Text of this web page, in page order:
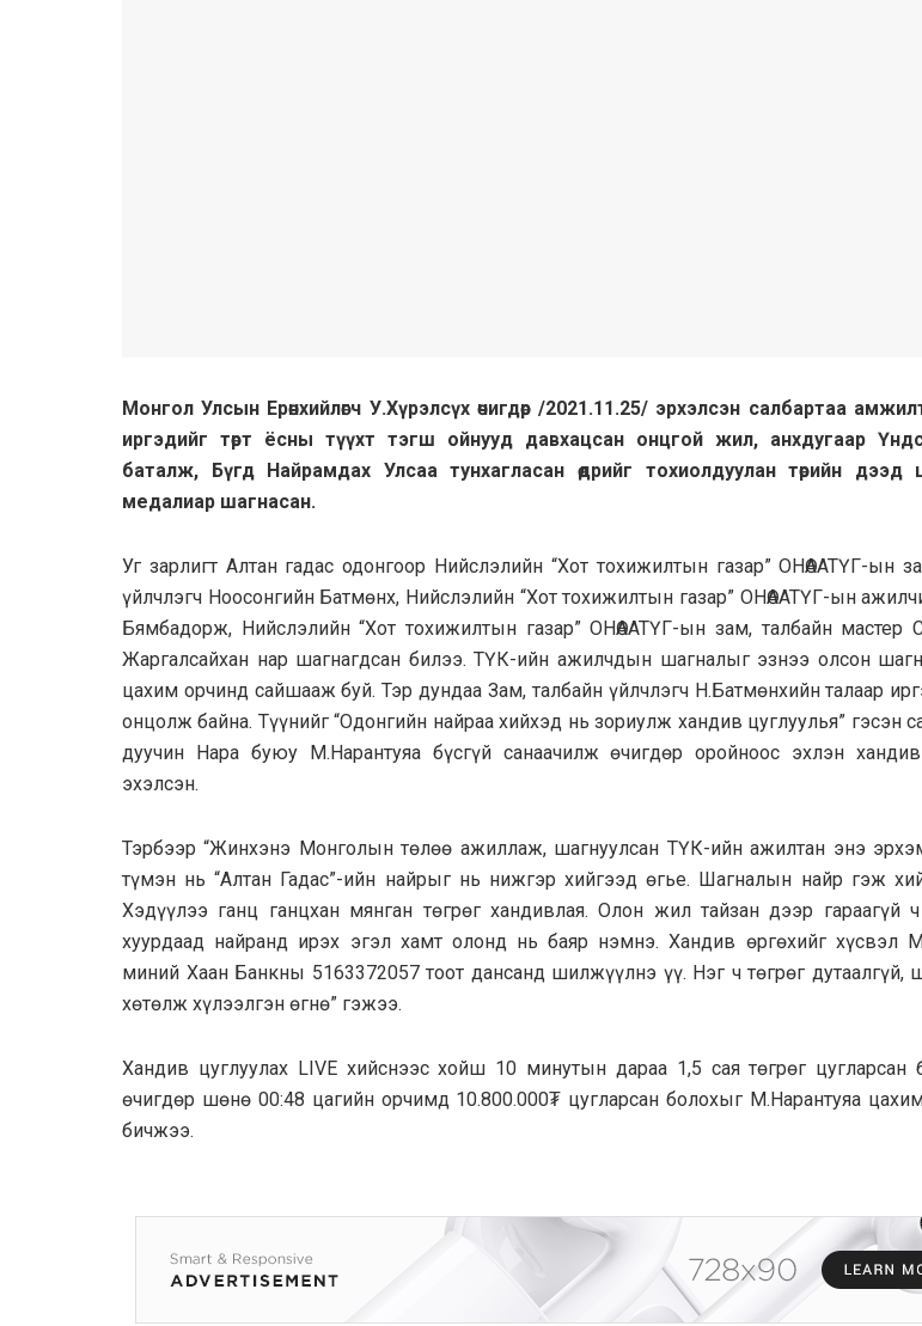
Монгол Улсын Ерөнхийлөгч У.Хүрэлсүх өчигдөр /2021.11.25/ эрхэлсэн салбартаа
иргэдийг төрт ёсны түүхт тэгш ойнууд давхацсан онцгой жил, анхдугаар
баталж, Бүгд Найрамдах Улсаа тунхагласан өдрийг тохиолдуулан төрийн дээд
медалиар шагнасан.
Уг зарлигт Алтан гадас одонгоор Нийслэлийн “Хот тохижилтын газар” ОНӨААТҮГ-ын
үйлчлэгч Ноосонгийн Батмөнх, Нийслэлийн “Хот тохижилтын газар” ОНӨААТҮГ-ын
Бямбадорж, Нийслэлийн “Хот тохижилтын газар” ОНӨААТҮГ-ын зам, талбайн мастер
Жаргалсайхан нар шагнагдсан билээ. ТҮК-ийн ажилчдын шагналыг эзнээ олсон
цахим орчинд сайшааж буй. Тэр дундаа Зам, талбайн үйлчлэгч Н.Батмөнхийн талаар
онцолж байна. Түүнийг “Одонгийн найраа хийхэд нь зориулж хандив цуглуулья” гэсэн
дуучин Нара буюу М.Нарантуяа бүсгүй санаачилж өчигдөр оройноос эхлэн
эхэлсэн.
Тэрбээр “Жинхэнэ Монголын төлөө ажиллаж, шагнуулсан ТҮК-ийн ажилтан энэ
түмэн нь “Алтан Гадас”-ийн найрыг нь нижгэр хийгээд өгье. Шагналын найр гэж
Хэдүүлээ ганц ганцхан мянган төгрөг хандивлая. Олон жил тайзан дээр гараагүй
хуурдаад найранд ирэх эгэл хамт олонд нь баяр нэмнэ. Хандив өргөхийг хүсвэл
миний Хаан Банкны 5163372057 тоот дансанд шилжүүлнэ үү. Нэг ч төгрөг дутаалгүй,
хөтөлж хүлээлгэн өгнө” гэжээ.
Хандив цуглуулах LIVE хийснээс хойш 10 минутын дараа 1,5 сая төгрөг цугларсан
өчигдөр шөнө 00:48 цагийн орчимд 10.800.000₮ цугларсан болохыг М.Нарантуяа
бичжээ.